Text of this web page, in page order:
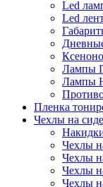
Led
Led
Лампы
Лампы
Пленка
Чехлы на
Чехлы
Чехлы
Чехлы
Чехлы